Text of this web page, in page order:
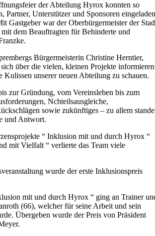
der Abteilung Hyrox konnten so
Partner, Unterstützer und Sponsoren eingeladen
Gastgeber war der Oberbürgermeister der
dem Beauftragten für Behinderte und
Bürgermeisterin Christine Herntier,
über die vielen, kleinen Projekte informieren
Kulissen unserer neuen Abteilung zu schauen.
zur Gründung, vom Vereinsleben bis zum
Nchteilsausgleiche,
sowie zukünftiges – zu allem
und Antwort.
“ Inklusion mit und durch Hyrox “
mit Vielfalt “ verlierte das Team viele
wurde der erste Inklusionspreis
mit und durch Hyrox “ ging an Trainer
(66), welcher für seine Arbeit und sein
Übergeben wurde der Preis von Präsident